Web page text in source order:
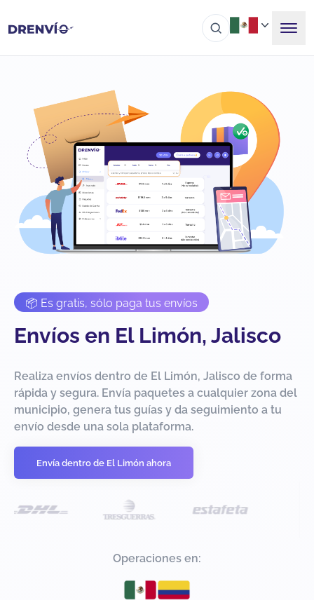
📦 Es gratis, sólo paga tus envíos
Envíos en El Limón, Jalisco
Realiza envíos dentro de El Limón, Jalisco de forma
rápida y segura. Envía paquetes a cualquier zona del
municipio, genera tus guías y da seguimiento a tu
envío desde una sola plataforma.
Envía dentro de El Limón ahora
Operaciones en: